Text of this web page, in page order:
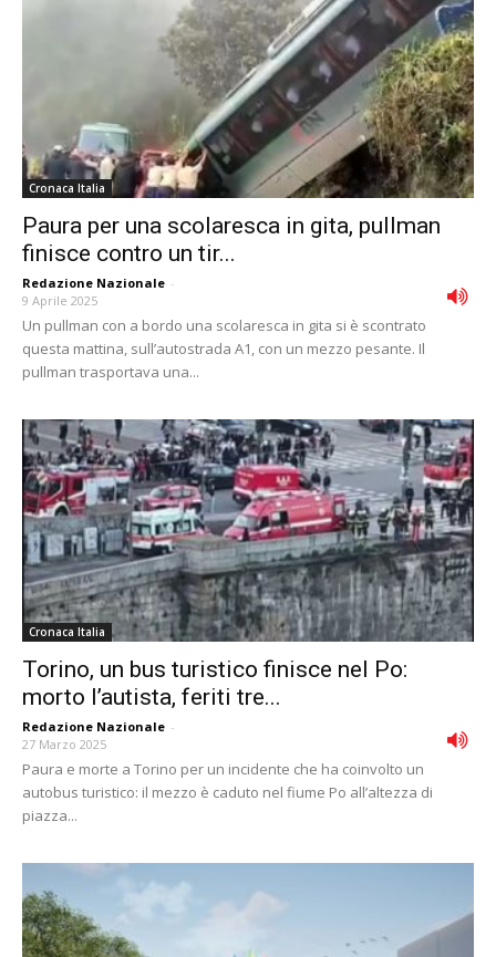
Cronaca Italia
Paura per una scolaresca in gita, pullman
finisce contro un tir...
Redazione Nazionale -
9 Aprile 2025
Un pullman con a bordo una scolaresca in gita si è scontrato
questa mattina, sull’autostrada A1, con un mezzo pesante. Il
pullman trasportava una...
Cronaca Italia
Torino, un bus turistico finisce nel Po:
morto l’autista, feriti tre...
Redazione Nazionale -
27 Marzo 2025
Paura e morte a Torino per un incidente che ha coinvolto un
autobus turistico: il mezzo è caduto nel fiume Po all’altezza di
piazza...